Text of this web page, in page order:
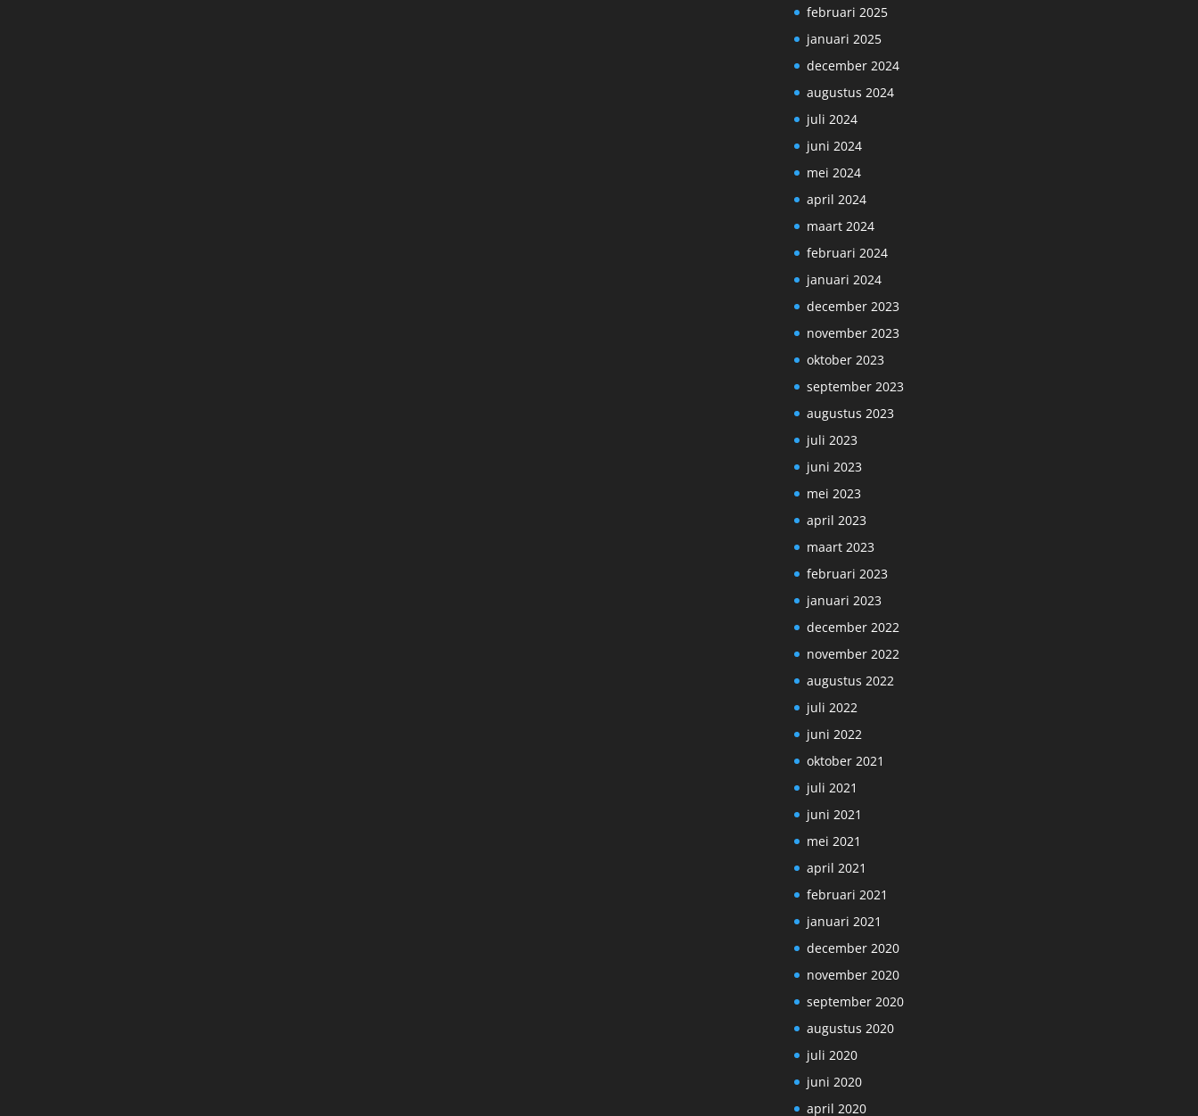
februari 2025
januari 2025
december 2024
augustus 2024
juli 2024
juni 2024
mei 2024
april 2024
maart 2024
februari 2024
januari 2024
december 2023
november 2023
oktober 2023
september 2023
augustus 2023
juli 2023
juni 2023
mei 2023
april 2023
maart 2023
februari 2023
januari 2023
december 2022
november 2022
augustus 2022
juli 2022
juni 2022
oktober 2021
juli 2021
juni 2021
mei 2021
april 2021
februari 2021
januari 2021
december 2020
november 2020
september 2020
augustus 2020
juli 2020
juni 2020
april 2020